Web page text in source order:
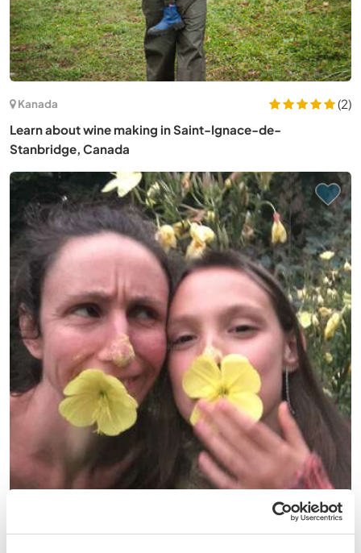
Kanada
(2)
Learn about wine making in Saint-Ignace-de-
Stanbridge, Canada
Frankreich (1)